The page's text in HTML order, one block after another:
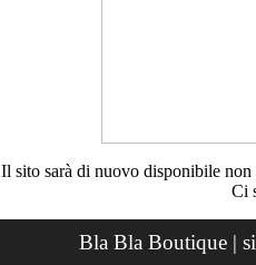
Il sito sarà di nuovo disponibile
Ci
Bla Bla Boutique |